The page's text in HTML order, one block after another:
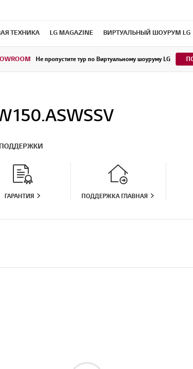
ТЕХНИКА LG MAGAZINE ВИРТУАЛЬНЫЙ ШОУРУМ LG
Не пропустите тур по Виртуальному шоуруму LG
ГАРАНТИЯ ПОДДЕРЖКА ГЛАВНАЯ